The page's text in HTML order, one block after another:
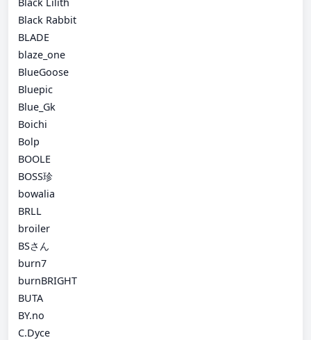
Black Rabbit
BLADE
blaze_one
BlueGoose
Bluepic
Blue_Gk
Boichi
Bolp
BOOLE
BOSS珍
bowalia
BRLL
broiler
BSさん
burn7
burnBRIGHT
BUTA
BY.no
C.Dyce